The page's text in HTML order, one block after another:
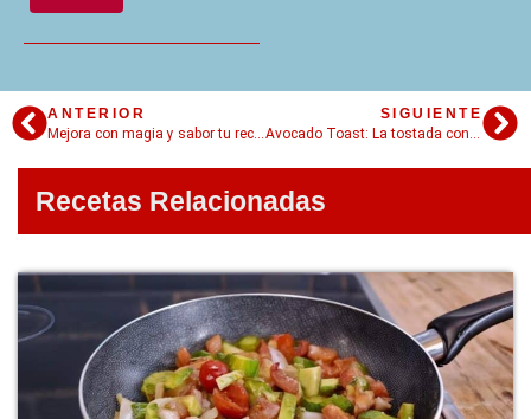
ANTERIOR
SIGUIENTE
Recetas Relacionadas